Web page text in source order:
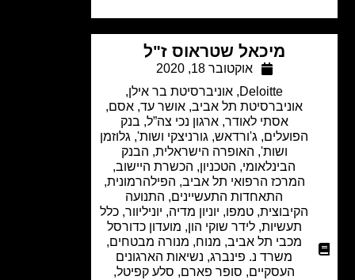
מיכאל שטראוס ז"ל
אוקטובר 18, 2020
Deloitte
,אוניברסיטת בר אילן
אוניברסיטת תל אביב,אושר עד,אסם,
אסתי לאודר, ארגון נכי צה”ל,בנק
הפועלים,ג'ורדאש,גורניצקי ושות',גלוזמן
האופרה הישראלית,הבנק
הבינלאומי,הטכניון,הכשרת היישוב,
המרכז הרפואי תל אביב,הפילהרמונית,
התאחדות התעשיינים,התנועה
הקיבוצית,טמפו,יוניון מדיה,יוניליוור,כלל
,לידר שוקי הון ,מועדון כדורסל
מכבי תל אביב,מנוח,מנורה מבטחים,
משרד נ. פינברג, נשיאות הארגונים
העסקיים,סופר פארם,סלע קפיטל,